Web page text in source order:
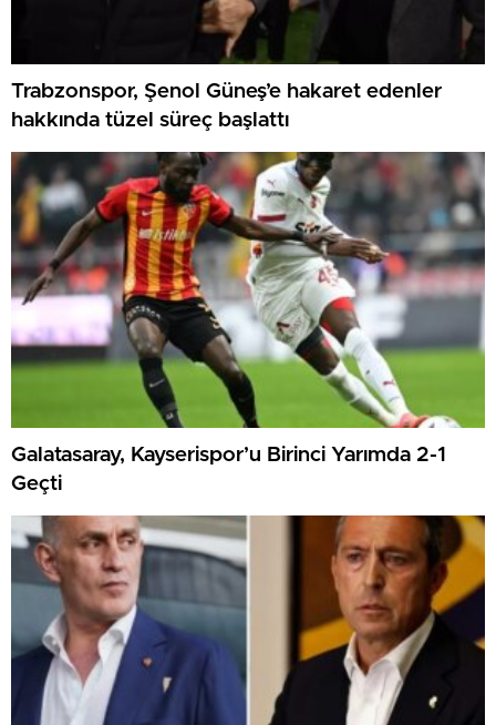
Trabzonspor, Şenol Güneş’e hakaret edenler
hakkında tüzel süreç başlattı
Galatasaray, Kayserispor’u Birinci Yarımda 2-1
Geçti